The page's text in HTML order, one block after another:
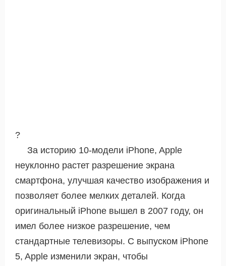
?
За историю 10-модели iPhone, Apple
неуклонно растет разрешение экрана
смартфона, улучшая качество изображения и
позволяет более мелких деталей. Когда
оригинальный iPhone вышел в 2007 году, он
имел более низкое разрешение, чем
стандартные телевизоры. С выпуском iPhone
5, Apple изменили экран, чтобы